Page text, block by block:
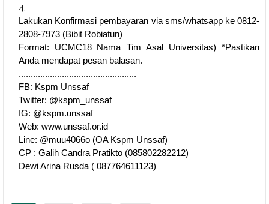
Lakukan Konfirmasi pembayaran via sms/whatsapp ke 0812-
2808-7973 (Bibit Robiatun)
Format: UCMC18_Nama Tim_Asal Universitas) *Pastikan
Anda mendapat pesan balasan.
.................................................
FB: Kspm Unssaf
Twitter: @kspm_unssaf
IG: @kspm.unssaf
Web: www.unssaf.or.id
Line: @muu4066o (OA Kspm Unssaf)
CP : Galih Candra Pratikto (085802282212)
Dewi Arina Rusda ( 087764611123)